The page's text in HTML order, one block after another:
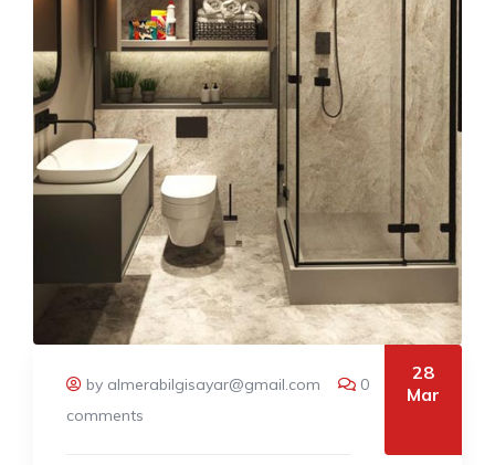
by almerabilgisayar@gmail.com
0
comments
28
Mar